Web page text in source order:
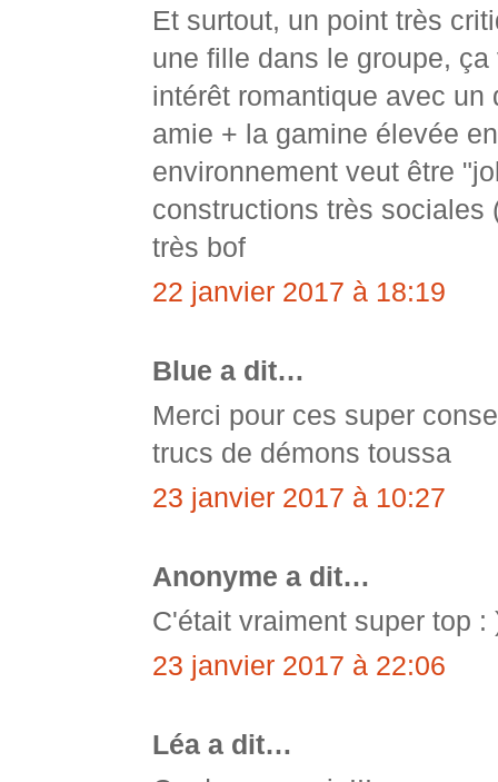
Et surtout, un point très
une fille dans le groupe,
intérêt romantique avec
amie + la gamine élevée
environnement veut être
constructions très sociales
très bof
22 janvier 2017 à 18:19
Blue a dit…
Merci pour ces super
trucs de démons toussa
23 janvier 2017 à 10:27
Anonyme a dit…
C'était vraiment super top :
23 janvier 2017 à 22:06
Léa a dit…